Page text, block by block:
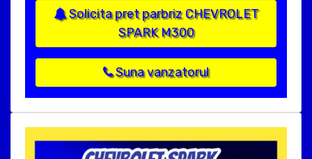
Solicita pret parbriz CHEVROLET
SPARK M300
Suna vanzatorul